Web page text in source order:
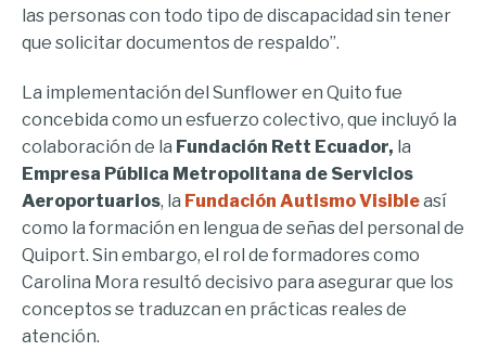
las personas con todo tipo de discapacidad sin tener
que solicitar documentos de respaldo”.
La implementación del Sunflower en Quito fue
concebida como un esfuerzo colectivo, que incluyó la
colaboración de la Fundación Rett Ecuador, la
Empresa Pública Metropolitana de Servicios
Aeroportuarios, la Fundación Autismo Visibleasí
como la formación en lengua de señas del personal de
Quiport. Sin embargo, el rol de formadores como
Carolina Mora resultó decisivo para asegurar que los
conceptos se traduzcan en prácticas reales de
atención.